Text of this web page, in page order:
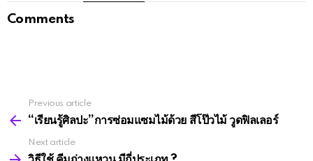
Comments
more
Previous article
“เรียนรู้ศิลปะ”การซ่อมแซมไม้ด้วย สีโป๊วไม้ วูดฟิลเลอร์
Next article